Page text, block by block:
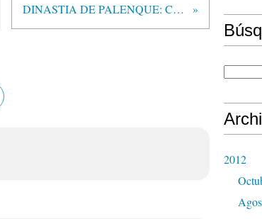
DINASTIA DE PALENQUE: CASPER
2012